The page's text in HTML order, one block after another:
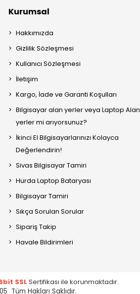
Kurumsal
Hakkımızda
Gizlilik Sözleşmesi
Kullanıcı Sözleşmesi
İletişim
Kargo, İade ve Garanti Koşulları
Bilgisayar alan yerler veya Laptop Alan
yerler mi arıyorsunuz?
İkinci El Bilgisayarlarınızı Kolayca
Değerlendirin!
Sivas Bilgisayar Tamiri
Hurda Laptop Bataryası
Bilgisayar Tamiri
Sıkça Sorulan Sorular
Sipariş Takip
Havale Bildirimleri
SSL Sertifikası ile korunmaktadır.
Tüm Hakları Saklıdır.